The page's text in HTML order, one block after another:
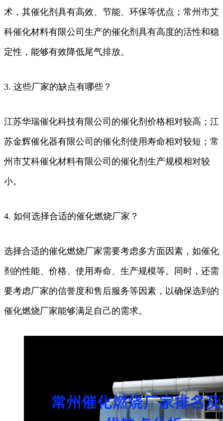
术，其催化剂具有高效、节能、环保等优点；常州市艾
科催化材料有限公司生产的催化剂具有高度的活性和稳
定性，能够有效降低尾气排放。
3. 这些厂家的缺点有哪些？
江苏华瑞催化科技有限公司的催化剂价格相对较高；江
苏金辉催化器有限公司的催化剂使用寿命相对较短；常
州市艾科催化材料有限公司的催化剂生产规模相对较
小。
4. 如何选择合适的催化燃烧厂家？
选择合适的催化燃烧厂家需要考虑多方面因素，如催化
剂的性能、价格、使用寿命、生产规模等。同时，还需
要考虑厂家的信誉度和售后服务等因素，以确保选到的
催化燃烧厂家能够满足自己的需求。